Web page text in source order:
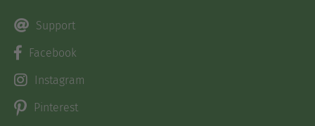
Support
Facebook
Instagram
Pinterest